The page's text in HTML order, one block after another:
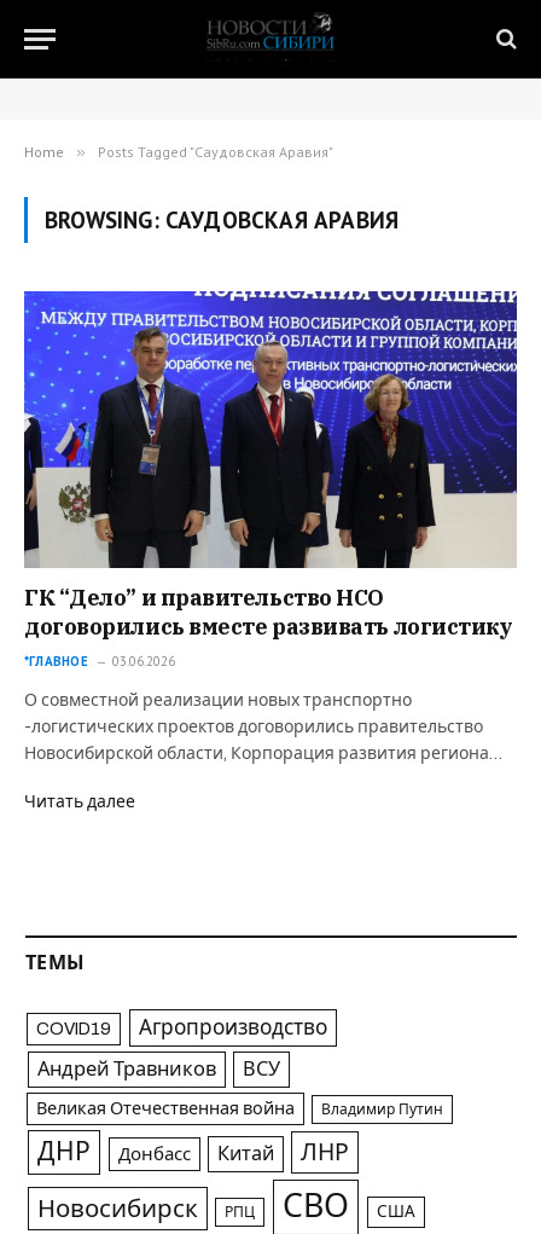
Home » Posts Tagged "Саудовская Аравия"
BROWSING: САУДОВСКАЯ АРАВИЯ
ГК “Дело” и правительство НСО
договорились вместе развивать логистику
*ГЛАВНОЕ 03.06.2026
О совместной реализации новых транспортно
-логистических проектов договорились правительство
Новосибирской области, Корпорация развития региона…
Читать далее
ТЕМЫ
COVID19 Агропроизводство
Андрей Травников ВСУ
Великая Отечественная война Владимир Путин
ДНР Донбасс Китай ЛНР
Новосибирск РПЦ СВО США